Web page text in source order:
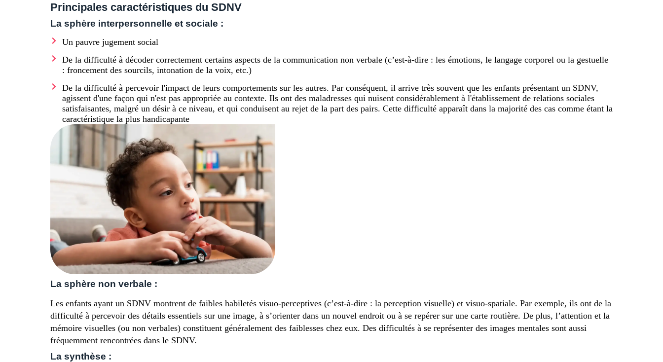
Principales caractéristiques du SDNV
La sphère interpersonnelle et sociale :
Un pauvre jugement social
De la difficulté à décoder correctement certains aspects de la communication non verbale (c’est-à-dire : les émotions, le langage corporel ou la gestuelle
: froncement des sourcils, intonation de la voix, etc.)
De la difficulté à percevoir l'impact de leurs comportements sur les autres. Par conséquent, il arrive très souvent que les enfants présentant un SDNV,
agissent d'une façon qui n'est pas appropriée au contexte. Ils ont des maladresses qui nuisent considérablement à l'établissement de relations sociales
satisfaisantes, malgré un désir à ce niveau, et qui conduisent au rejet de la part des pairs. Cette difficulté apparaît dans la majorité des cas comme étant la
caractéristique la plus handicapante
La sphère non verbale :
Les enfants ayant un SDNV montrent de faibles habiletés visuo-perceptives (c’est-à-dire : la perception visuelle) et visuo-spatiale. Par exemple, ils ont de la
difficulté à percevoir des détails essentiels sur une image, à s’orienter dans un nouvel endroit ou à se repérer sur une carte routière. De plus, l’attention et la
mémoire visuelles (ou non verbales) constituent généralement des faiblesses chez eux. Des difficultés à se représenter des images mentales sont aussi
fréquemment rencontrées dans le SDNV.
La synthèse :